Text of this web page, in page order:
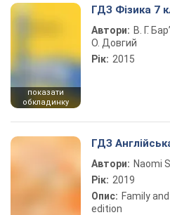
показати
обкладинку
ГДЗ Фізика 7
Автори: В. Г.
О. Довгий
Рік: 2015
ГДЗ
Автори: Naomi
Рік: 2019
Опис: Family
edition